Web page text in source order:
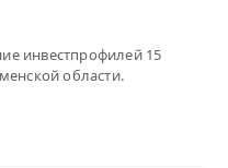
инвестпрофилей 15
области.